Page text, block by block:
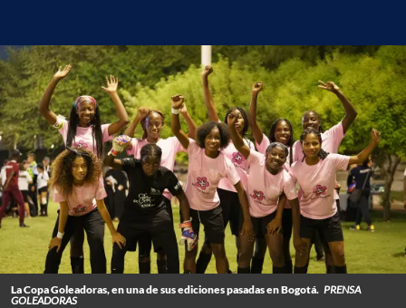
La Copa Goleadoras, en una de sus ediciones pasadas en Bogotá. PRENSA
GOLEADORAS